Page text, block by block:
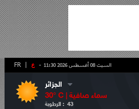
- ع FR السبت 08 أغسطس 2026 11:30
الجزائر
30° C | سماء صافية
الرطوبة : 43